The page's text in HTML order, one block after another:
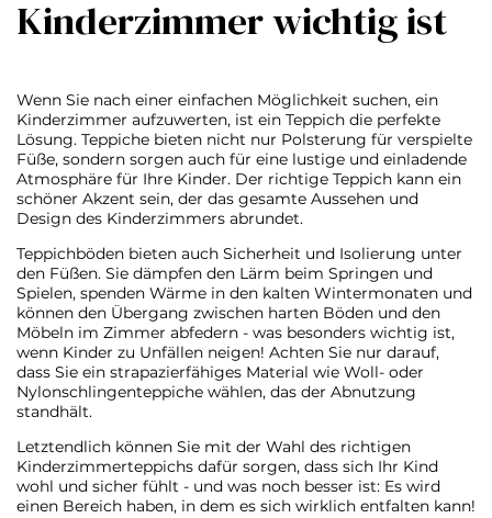
Kinderzimmer wichtig ist
Wenn Sie nach einer einfachen Möglichkeit suchen, ein
Kinderzimmer aufzuwerten, ist ein Teppich die perfekte
Lösung. Teppiche bieten nicht nur Polsterung für verspielte
Füße, sondern sorgen auch für eine lustige und einladende
Atmosphäre für Ihre Kinder. Der richtige Teppich kann ein
schöner Akzent sein, der das gesamte Aussehen und
Design des Kinderzimmers abrundet.
Teppichböden bieten auch Sicherheit und Isolierung unter
den Füßen. Sie dämpfen den Lärm beim Springen und
Spielen, spenden Wärme in den kalten Wintermonaten und
können den Übergang zwischen harten Böden und den
Möbeln im Zimmer abfedern - was besonders wichtig ist,
wenn Kinder zu Unfällen neigen! Achten Sie nur darauf,
dass Sie ein strapazierfähiges Material wie Woll- oder
Nylonschlingenteppiche wählen, das der Abnutzung
standhält.
Letztendlich können Sie mit der Wahl des richtigen
Kinderzimmerteppichs dafür sorgen, dass sich Ihr Kind
wohl und sicher fühlt - und was noch besser ist: Es wird
einen Bereich haben, in dem es sich wirklich entfalten kann!